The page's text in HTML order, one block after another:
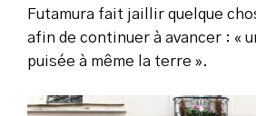
Futamura fait jaillir quelque
afin de continuer à avancer : «
puisée à même la terre ».